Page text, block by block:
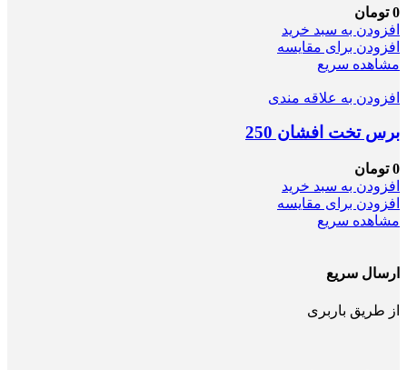
0 تومان
افزودن به سبد خرید
افزودن برای مقایسه
مشاهده سریع
افزودن به علاقه مندی
برس تخت افشان 250
0 تومان
افزودن به سبد خرید
افزودن برای مقایسه
مشاهده سریع
ارسال سریع
از طریق باربری